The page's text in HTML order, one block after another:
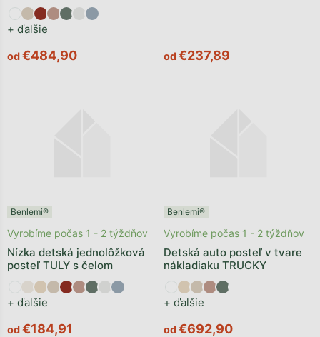
+ ďalšie
od€484,90 od€237,89
Benlemi®
Nízka detská jednolôžková
posteľ TULY s čelom
+ ďalšie
Vyrobíme počas 1 - 2 týždňov
od€184,91
Benlemi®
Detská auto posteľ v tvare
nákladiaku TRUCKY
+ ďalšie
Vyrobíme počas 1 - 2 týždňov
od€692,90